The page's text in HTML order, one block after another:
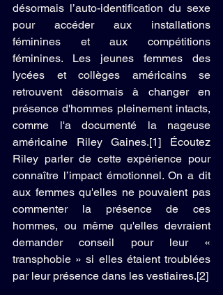
désormais l’auto-identification du sexe
pour accéder aux installations
féminines et aux compétitions
féminines. Les jeunes femmes des
lycées et collèges américains se
retrouvent désormais à changer en
présence d'hommes pleinement intacts,
comme l'a documenté la nageuse
américaine Riley Gaines.[1] Écoutez
Riley parler de cette expérience pour
connaître l’impact émotionnel. On a dit
aux femmes qu'elles ne pouvaient pas
commenter la présence de ces
hommes, ou même qu'elles devraient
demander conseil pour leur «
transphobie » si elles étaient troublées
par leur présence dans les vestiaires.[2]